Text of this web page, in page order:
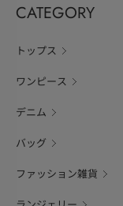
CATEGORY
トップス
ワンピース
デニム
バッグ
ファッション雑貨